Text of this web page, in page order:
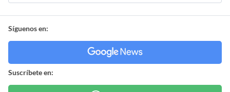
Síguenos en:
Suscríbete en: